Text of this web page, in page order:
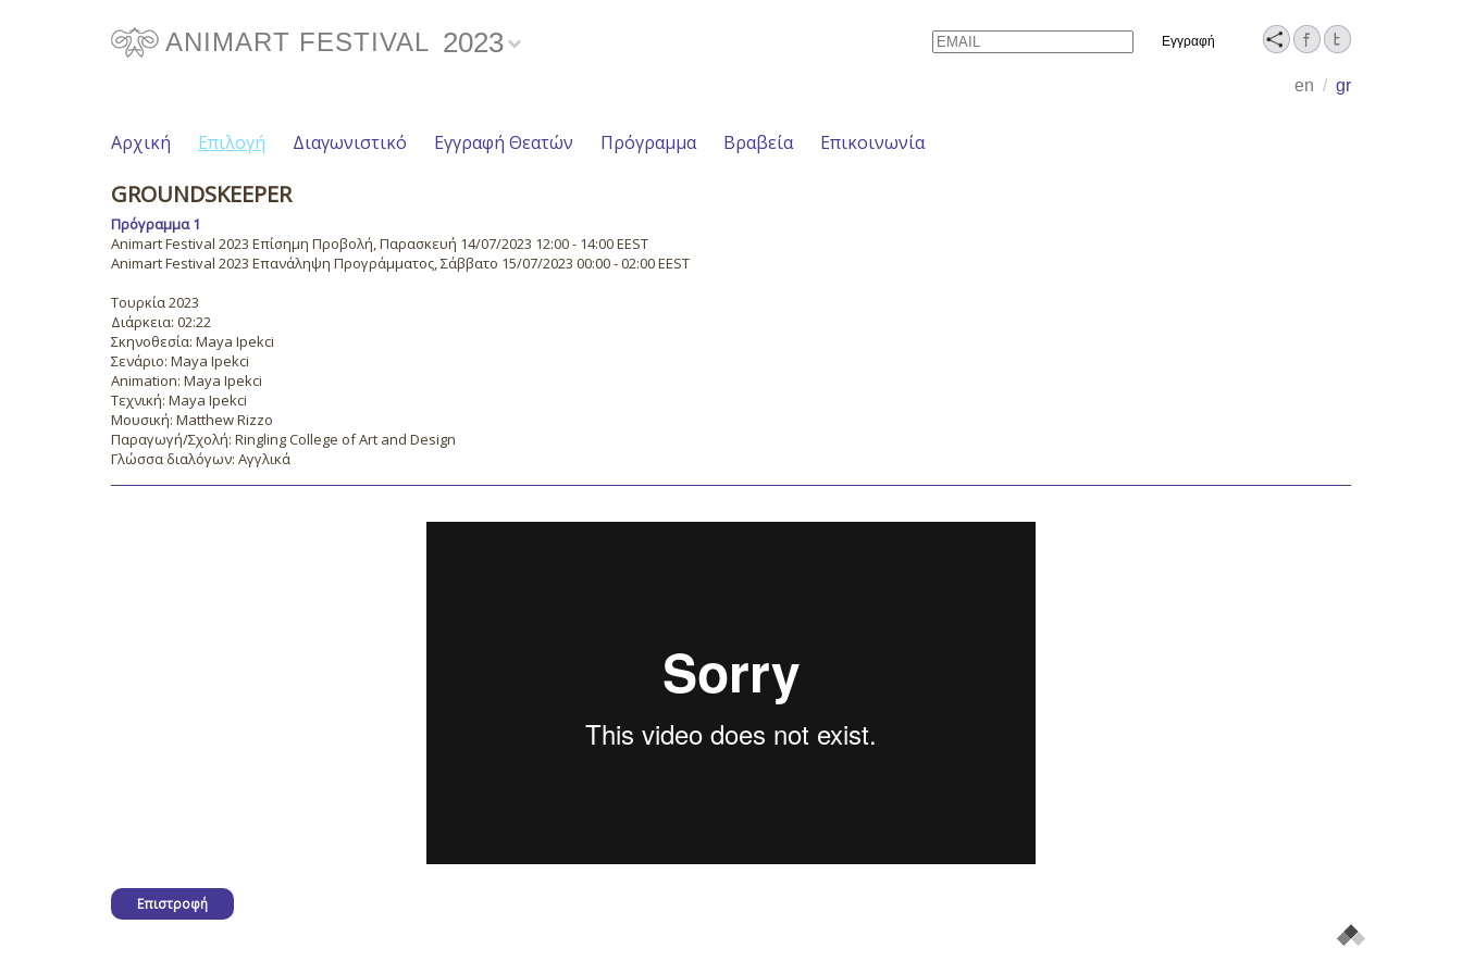
ANIMART FESTIVAL 2023
en / gr
Email Name
Αρχική Επιλογή Διαγωνιστικό Εγγραφή Θεατών Πρόγραμμα Βραβεία Επικοινωνία
GROUNDSKEEPER
Πρόγραμμα 1
Animart Festival 2023 Επίσημη Προβολή, Παρασκευή 14/07/2023 12:00 - 14:00 EEST
Animart Festival 2023 Επανάληψη Προγράμματος, Σάββατο 15/07/2023 00:00 - 02:00 EEST
Τουρκία 2023
Διάρκεια: 02:22
Σκηνοθεσία: Maya Ipekci
Σενάριο: Maya Ipekci
Animation: Maya Ipekci
Τεχνική: Maya Ipekci
Μουσική: Matthew Rizzo
Παραγωγή/Σχολή: Ringling College of Art and Design
Γλώσσα διαλόγων: Αγγλικά
Επιστροφή